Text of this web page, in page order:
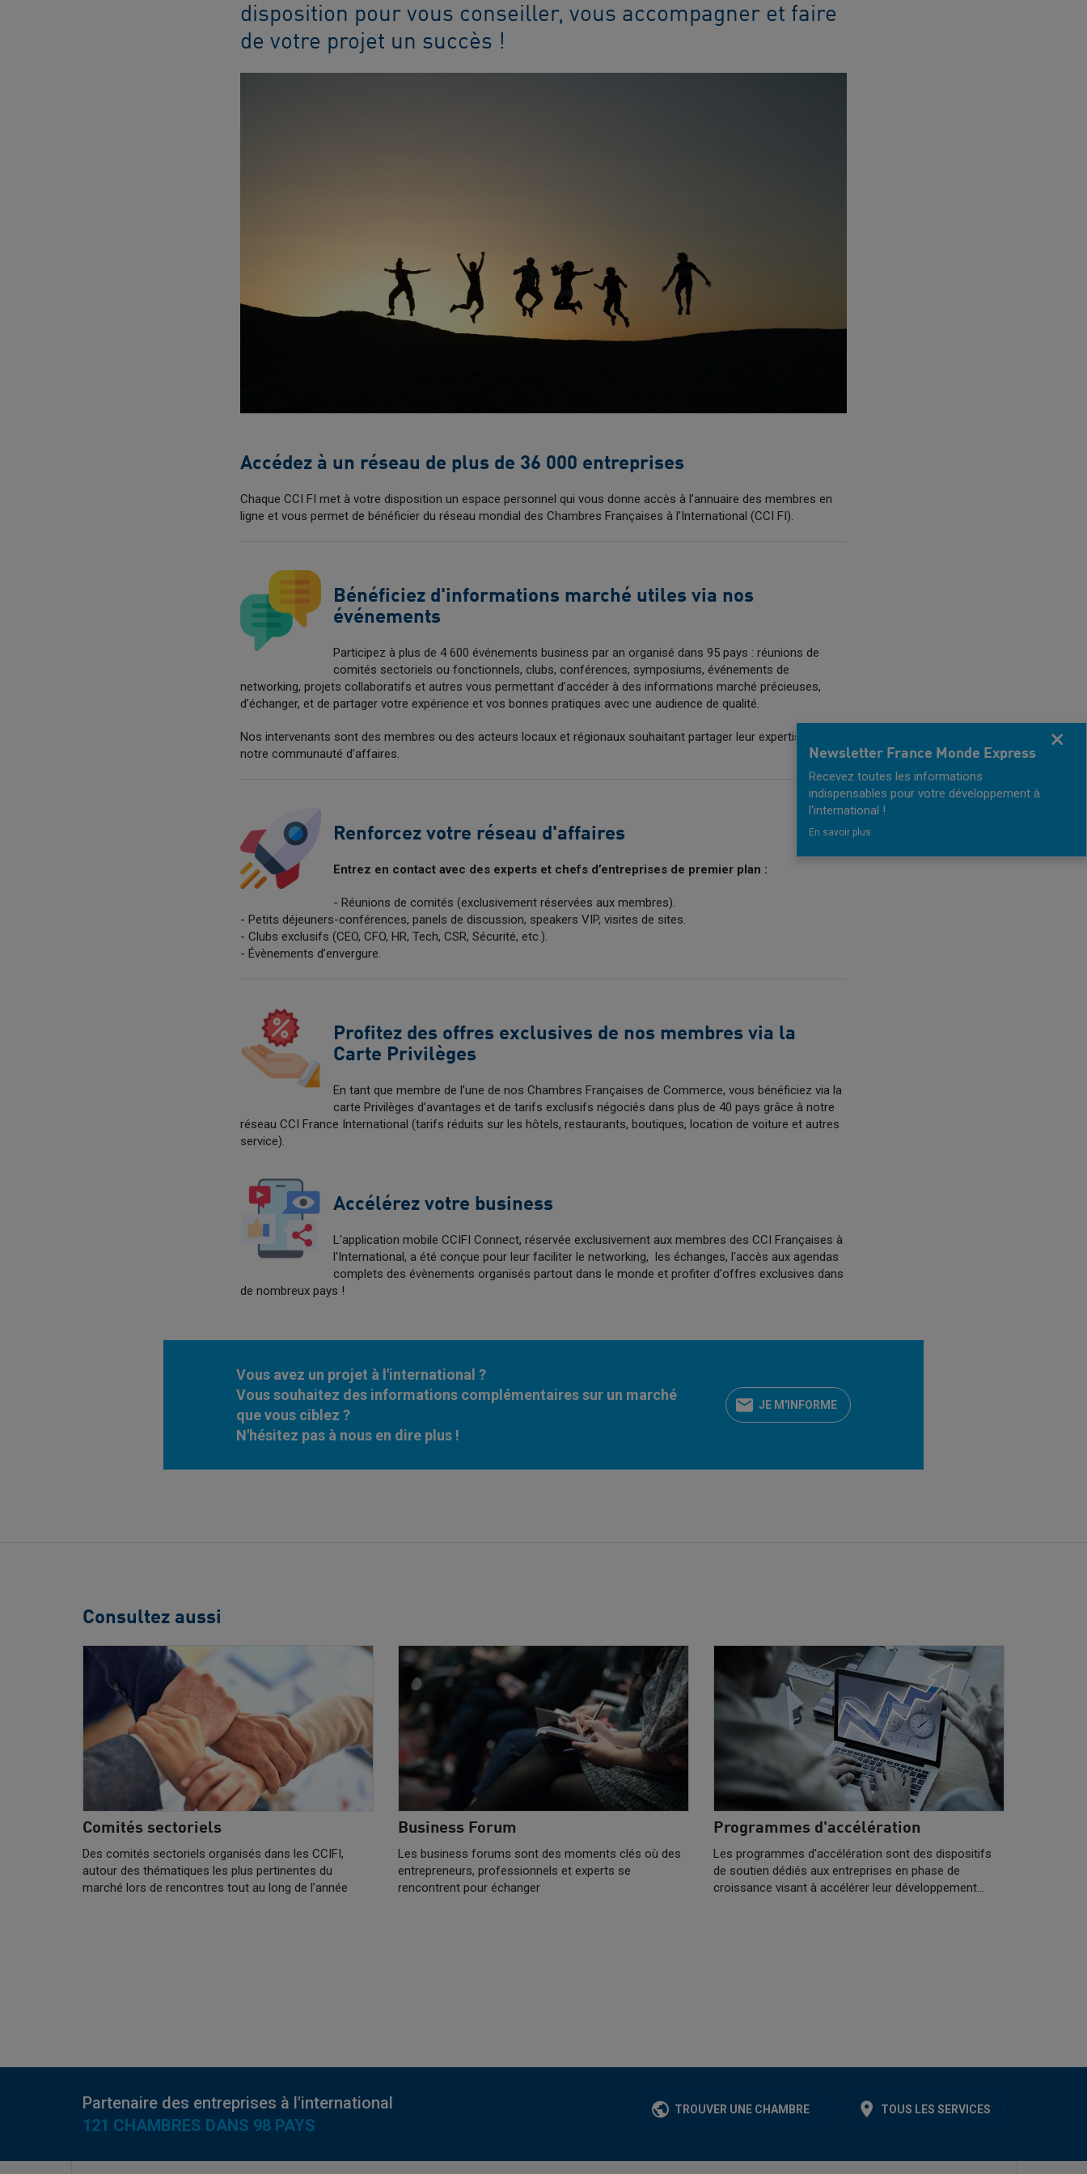
disposition pour vous conseiller, vous accompagner et faire
de votre projet un succès !
Accédez à un réseau de plus de 36 000 entreprises
Chaque CCI FI met à votre disposition un espace personnel qui vous donne accès à l’annuaire des membres en
ligne et vous permet de bénéficier du réseau mondial des Chambres Françaises à l’International (CCI FI).
Bénéficiez d'informations marché utiles via nos
événements
Participez à plus de 4 600 événements business par an organisé dans 95 pays : réunions de
comités sectoriels ou fonctionnels, clubs, conférences, symposiums, événements de
networking, projets collaboratifs et autres vous permettant d’accéder à des informations marché précieuses,
d’échanger, et de partager votre expérience et vos bonnes pratiques avec une audience de qualité.
Nos intervenants sont des membres ou des acteurs locaux et régionaux souhaitant partager leur expertise avec
notre communauté d’affaires.
Renforcez votre réseau d'affaires
Entrez en contact avec des experts et chefs d’entreprises de premier plan :
- Réunions de comités (exclusivement réservées aux membres).
- Petits déjeuners-conférences, panels de discussion, speakers VIP, visites de sites.
- Clubs exclusifs (CEO, CFO, HR, Tech, CSR, Sécurité, etc.).
- Évènements d’envergure.
Profitez des offres exclusives de nos membres via la
Carte Privilèges
En tant que membre de l’une de nos Chambres Françaises de Commerce, vous bénéficiez via la
carte Privilèges d’avantages et de tarifs exclusifs négociés dans plus de 40 pays grâce à notre
réseau CCI France International (tarifs réduits sur les hôtels, restaurants, boutiques, location de voiture et autres
service).
Accélérez votre business
L'application mobile CCIFI Connect, réservée exclusivement aux membres des CCI Françaises à
l'International, a été conçue pour leur faciliter le networking, les échanges, l'accès aux agendas
complets des évènements organisés partout dans le monde et profiter d'offres exclusives dans
de nombreux pays !
Vous avez un projet à l'international ?
Vous souhaitez des informations complémentaires sur un marché
que vous ciblez ?
N'hésitez pas à nous en dire plus !
JE M'INFORME
Consultez aussi
Comités sectoriels
Des comités sectoriels organisés dans les CCIFI,
autour des thématiques les plus pertinentes du
marché lors de rencontres tout au long de l’année
Business Forum
Les business forums sont des moments clés où des
entrepreneurs, professionnels et experts se
rencontrent pour échanger
Programmes d'accélération
Les programmes d'accélération sont des dispositifs
de soutien dédiés aux entreprises en phase de
croissance visant à accélérer leur développement…
Partenaire des entreprises à l'international
121 CHAMBRES DANS 98 PAYS
TOUS LES SERVICES
TROUVER UNE CHAMBRE
Newsletter France Monde Express
Recevez toutes les informations
indispensables pour votre développement à
l'international !
En savoir plus